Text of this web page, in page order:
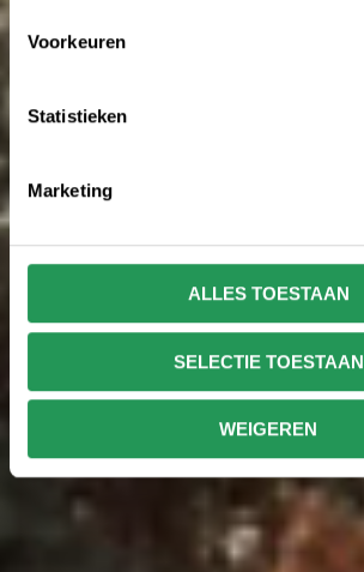
Voorkeuren
Statistieken
Marketing
ALLES TOESTAAN
SELECTIE TOESTAAN
WEIGEREN